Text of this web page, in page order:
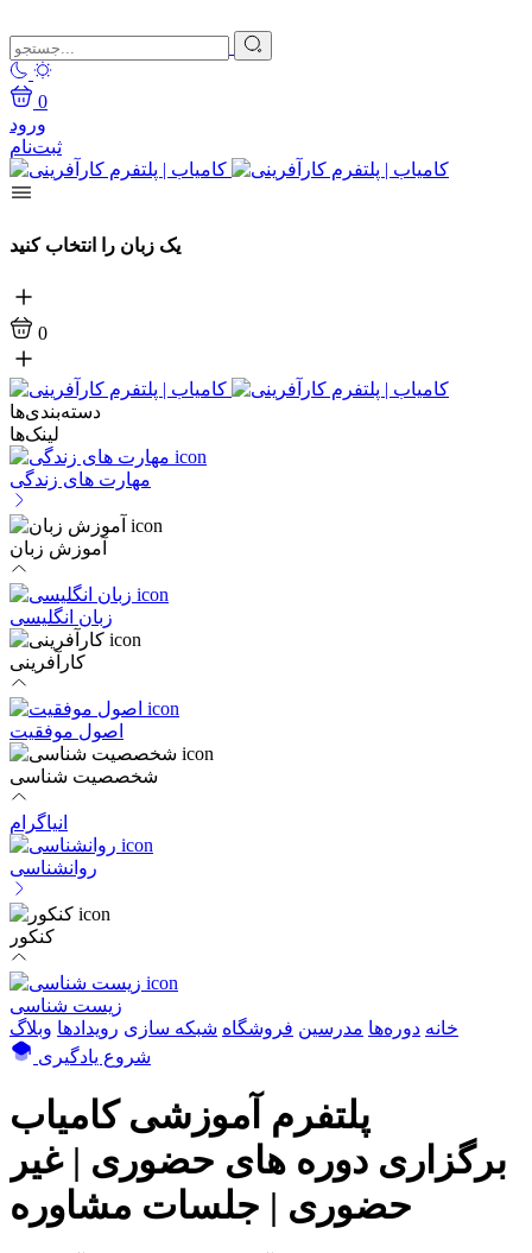
0
ورود
ثبت‌نام
یک زبان را انتخاب کنید
0
دسته‌بندی‌ها
لینک‌ها
مهارت های زندگی
آموزش زبان
زبان انگلیسی
کارآفرینی
اصول موفقیت
شخصصیت شناسی
انیاگرام
روانشناسی
کنکور
زیست شناسی
خانه دوره‌ها مدرسین فروشگاه شبکه سازی رویداد‌ها وبلاگ
شروع یادگیری
پلتفرم آموزشی کامیاب
برگزاری دوره های حضوری | غیر
حضوری | جلسات مشاوره